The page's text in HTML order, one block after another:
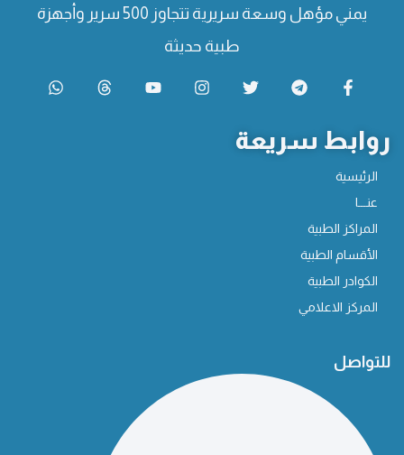
يمني مؤهل وسعة سريرية تتجاوز 500 سرير وأجهزة
طبية حديثة
روابط سريعة
الرئيسية
عنـــا
المراكز الطبية
الأقسام الطبية
الكوادر الطبية
المركز الاعلامي
للتواصل